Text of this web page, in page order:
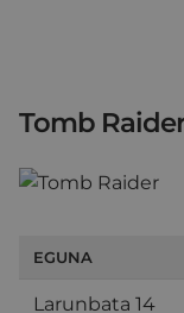
Tomb
EGUNA
Larunbata 14